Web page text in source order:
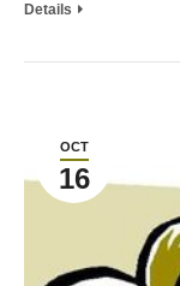
Details
OCT
16